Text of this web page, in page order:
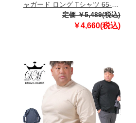
ャガード ロング Tシャツ 65-
定価 ￥5,489(税込)
￥4,660(税込)